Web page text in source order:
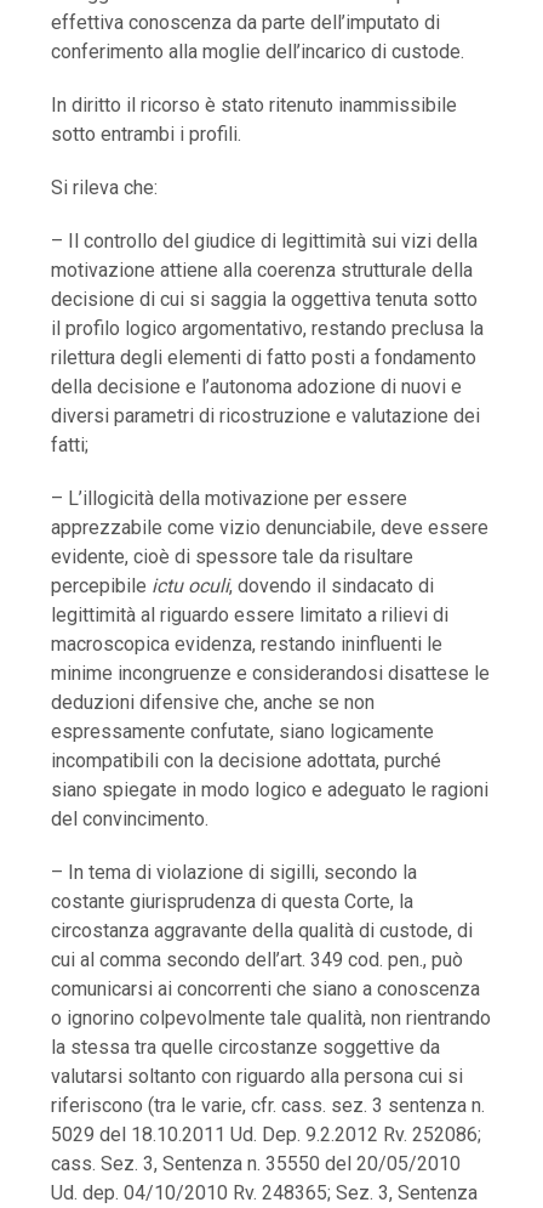
effettiva conoscenza da parte dell’imputato di
conferimento alla moglie dell’incarico di custode.
In diritto il ricorso è stato ritenuto inammissibile
sotto entrambi i profili.
Si rileva che:
– Il controllo del giudice di legittimità sui vizi della
motivazione attiene alla coerenza strutturale della
decisione di cui si saggia la oggettiva tenuta sotto
il profilo logico argomentativo, restando preclusa la
rilettura degli elementi di fatto posti a fondamento
della decisione e l’autonoma adozione di nuovi e
diversi parametri di ricostruzione e valutazione dei
fatti;
– L’illogicità della motivazione per essere
apprezzabile come vizio denunciabile, deve essere
evidente, cioè di spessore tale da risultare
percepibile ictu oculi, dovendo il sindacato di
legittimità al riguardo essere limitato a rilievi di
macroscopica evidenza, restando ininfluenti le
minime incongruenze e considerandosi disattese le
deduzioni difensive che, anche se non
espressamente confutate, siano logicamente
incompatibili con la decisione adottata, purché
siano spiegate in modo logico e adeguato le ragioni
del convincimento.
– In tema di violazione di sigilli, secondo la
costante giurisprudenza di questa Corte, la
circostanza aggravante della qualità di custode, di
cui al comma secondo dell’art. 349 cod. pen., può
comunicarsi ai concorrenti che siano a conoscenza
o ignorino colpevolmente tale qualità, non rientrando
la stessa tra quelle circostanze soggettive da
valutarsi soltanto con riguardo alla persona cui si
riferiscono (tra le varie, cfr. cass. sez. 3 sentenza n.
5029 del 18.10.2011 Ud. Dep. 9.2.2012 Rv. 252086;
cass. Sez. 3, Sentenza n. 35550 del 20/05/2010
Ud. dep. 04/10/2010 Rv. 248365; Sez. 3, Sentenza